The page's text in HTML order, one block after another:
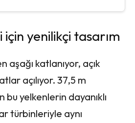
yenilikçi tasarım
aşağı katlanıyor, açık
açılıyor. 37,5 m
bu yelkenlerin dayanıklı
türbinleriyle aynı